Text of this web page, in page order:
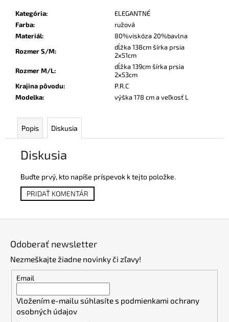
Kategória:
ELEGANTNÉ
Farba:
ružová
Materiál:
80%viskóza 20%bavlna
Rozmer S/M:
dĺžka 138cm šírka prsia
2x51cm
Rozmer M/L:
dĺžka 139cm šírka prsia
2x53cm
Krajina pôvodu:
P.R.C
Modelka: výška 178 cm a veľkosť L
Popis Diskusia
Diskusia
Buďte prvý, kto napíše príspevok k tejto položke.
PRIDAŤ KOMENTÁR
Odoberať newsletter
Nezmeškajte žiadne novinky či zľavy!
Email
Vložením e-mailu súhlasíte s podmienkami ochrany
osobných údajov